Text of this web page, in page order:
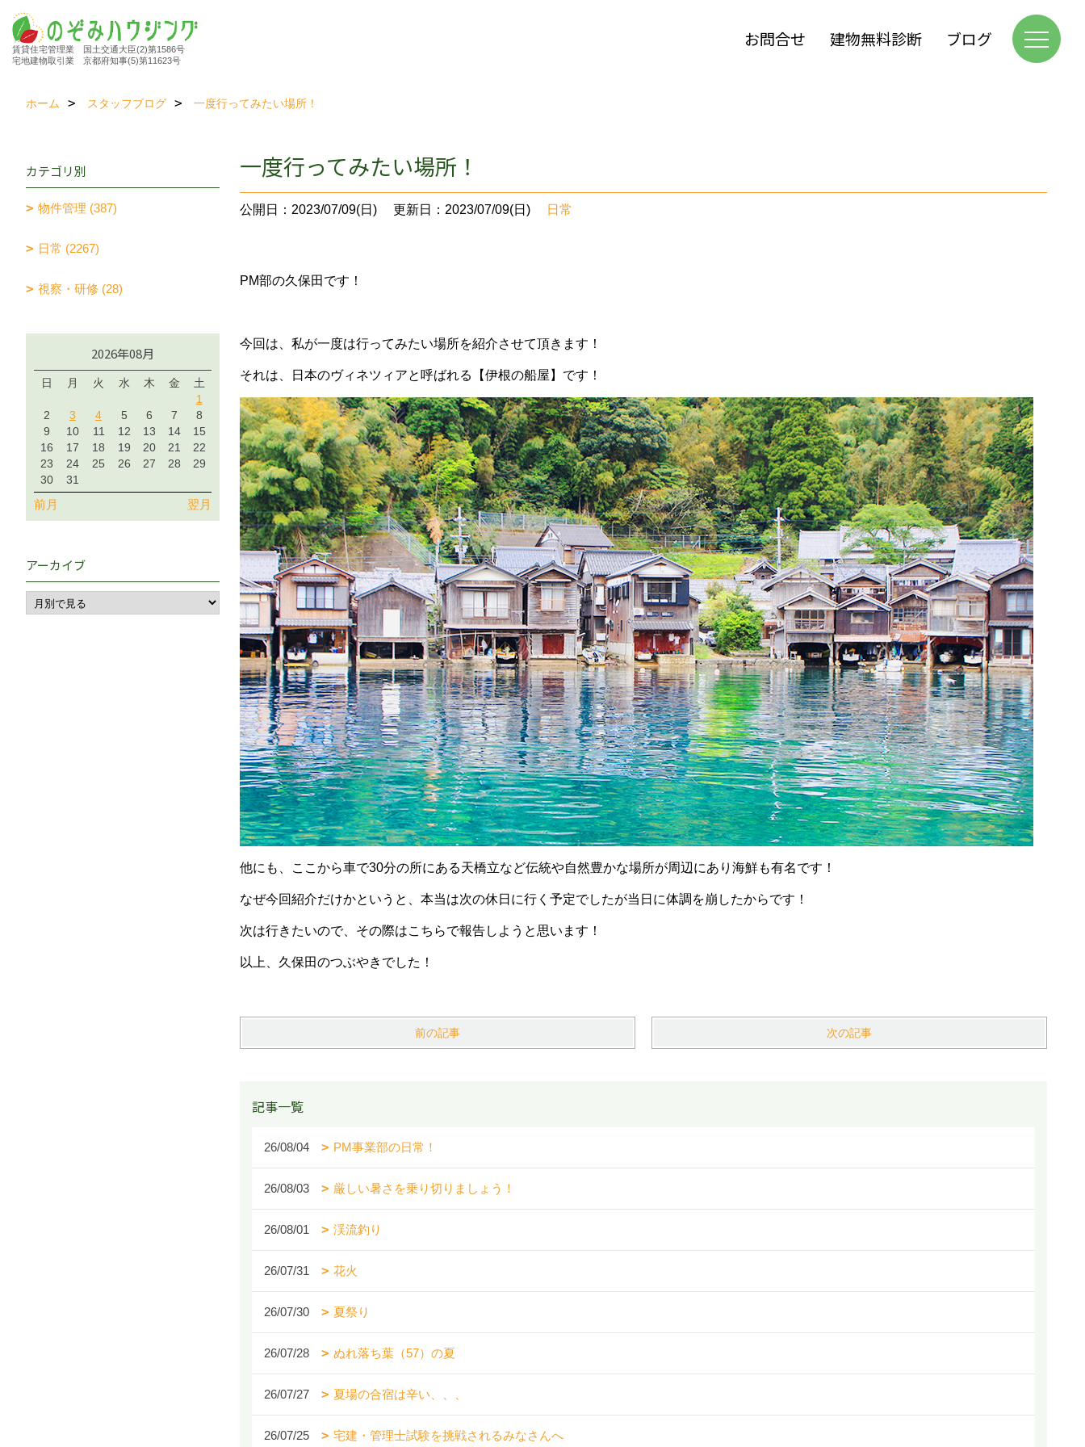
賃貸住宅管理業 国土交通大臣(2)第1586号
宅地建物取引業 京都府知事(5)第11623号
お問合せ 建物無料診断 ブログ
ホーム スタッフブログ 一度行ってみたい場所！
一度行ってみたい場所！
公開日：2023/07/09(日) 更新日：2023/07/09(日) 日常
PM部の久保田です！
今回は、私が一度は行ってみたい場所を紹介させて頂きます！
それは、日本のヴィネツィアと呼ばれる【伊根の船屋】です！
他にも、ここから車で30分の所にある天橋立など伝統や自然豊かな場所が周辺にあり海鮮も有名です！
なぜ今回紹介だけかというと、本当は次の休日に行く予定でしたが当日に体調を崩したからです！
次は行きたいので、その際はこちらで報告しようと思います！
以上、久保田のつぶやきでした！
前の記事 次の記事
記事一覧
26/08/04 PM事業部の日常！
26/08/03 厳しい暑さを乗り切りましょう！
26/08/01 渓流釣り
26/07/31 花火
26/07/30 夏祭り
26/07/28 ぬれ落ち葉（57）の夏
26/07/27 夏場の合宿は辛い、、、
26/07/25 宅建・管理士試験を挑戦されるみなさんへ
カテゴリ別
物件管理 (387)
日常 (2267)
視察・研修 (28)
2026年08月
日 月 火 水 木 金
土
1
2
3 4 5 6 7
8
9
10 11 12 13 14
15
16
17 18 19 20 21
22
23
24 25 26 27 28
29
30
31
前月 翌月
アーカイブ